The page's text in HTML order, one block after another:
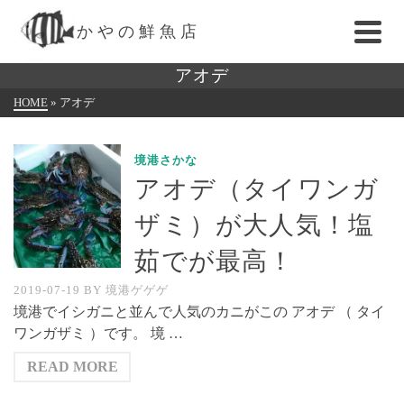
かやの鮮魚店
アオデ
HOME » アオデ
境港さかな
アオデ（タイワンガ
ザミ）が大人気！塩
茹でが最高！
2019-07-19 BY 境港ゲゲゲ
境港でイシガニと並んで人気のカニがこの アオデ （ タイ
ワンガザミ ）です。 境 …
READ MORE